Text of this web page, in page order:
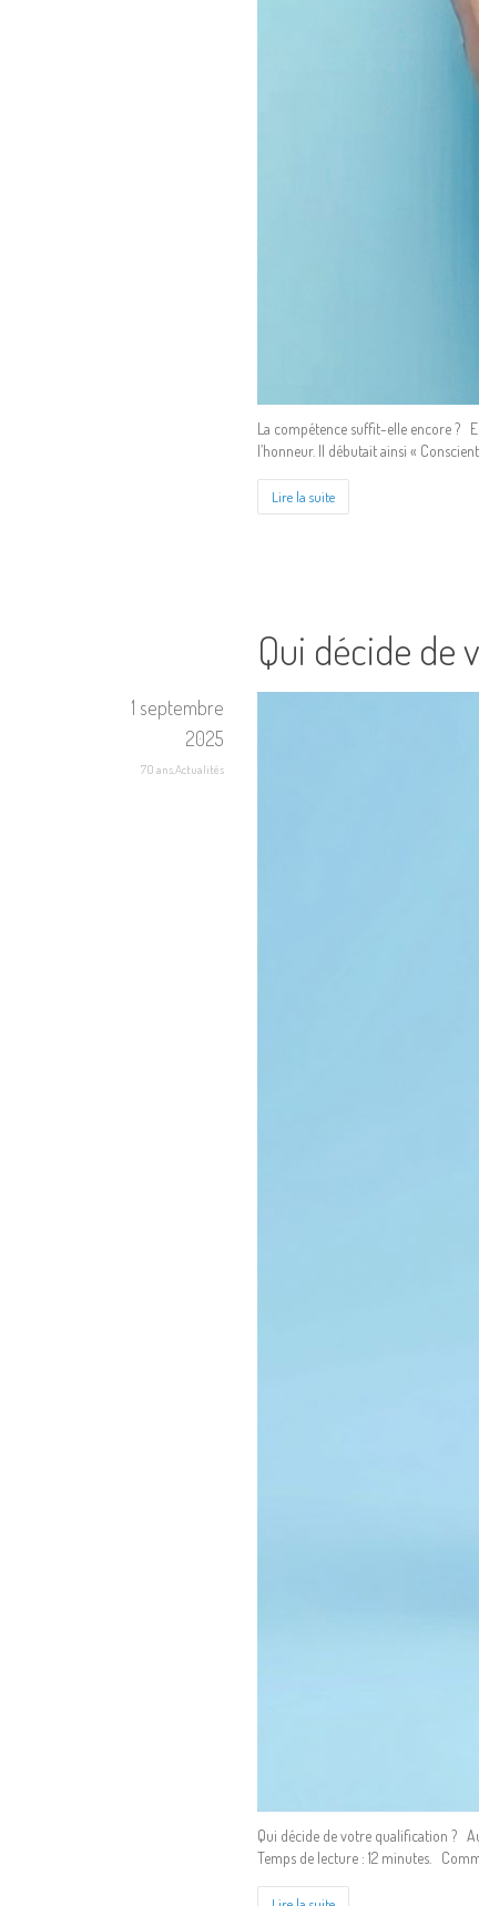
La compétence suffit-elle encore ?
l’honneur. Il débutait ainsi «
Lire la suite
Qui décide de
1 septembre
2025
70 ans,Actualités
Qui décide de votre qualification ?
Temps de lecture : 12 minutes.